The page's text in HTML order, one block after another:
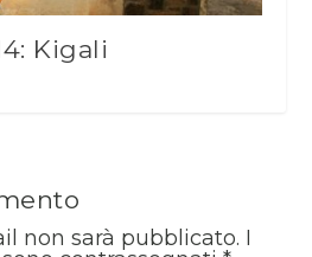
Kigali
non sarà pubblicato. I